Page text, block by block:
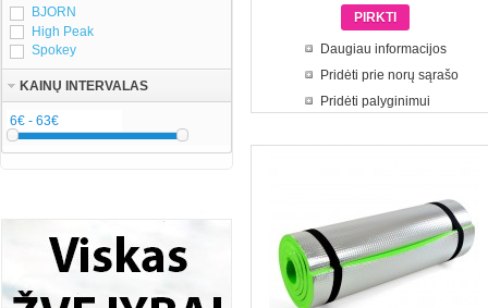
BJORN
High Peak
Spokey
KAINŲ INTERVALAS
Daugiau informacijos
Pridėti prie norų sąrašo
Pridėti palyginimui